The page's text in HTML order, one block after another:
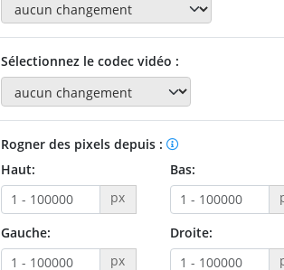
Sélectionnez le codec vidéo :
Rogner des pixels depuis :
Haut:
px
Bas:
Gauche:
px
Droite: